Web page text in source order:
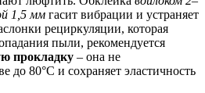
1,5 мм гасит вибрации и устраняет
рециркуляции, которая
пыли, рекомендуется
прокладку – она не
до 80°C и сохраняет эластичность